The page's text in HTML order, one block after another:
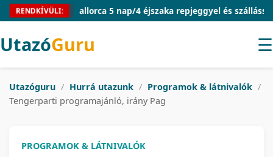
RENDKÍVÜLI:Mallorca 5 nap/4 éjszaka repjeggyel és szállással
UtazóGuru ☰
Utazóguru / Hurrá utazunk / Programok & látnivalók /
Tengerparti programajánló, irány Pag
PROGRAMOK & LÁTNIVALÓK